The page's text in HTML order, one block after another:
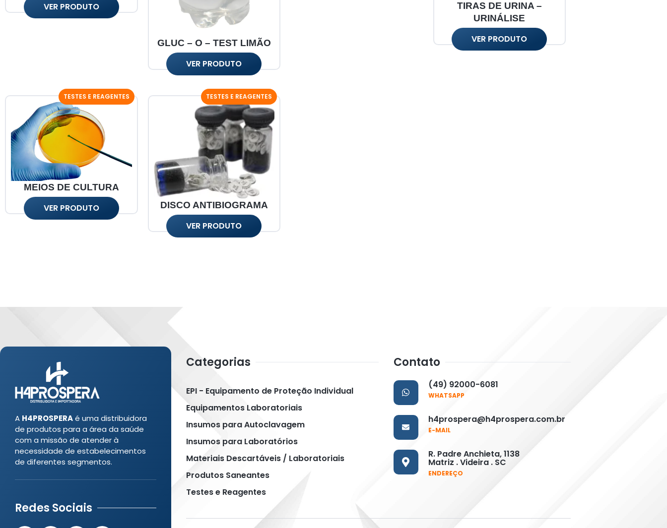
VER PRODUTO
GLUC – O – TEST LIMÃO
VER PRODUTO
TIRAS DE URINA –
URINÁLISE
VER PRODUTO
TESTES E REAGENTES
MEIOS DE CULTURA
VER PRODUTO
TESTES E REAGENTES
DISCO ANTIBIOGRAMA
VER PRODUTO
A H4PROSPERAé uma distribuidora
de produtos para a área da saúde
com a missão de atender à
necessidade de estabelecimentos
de diferentes segmentos.
Redes Sociais
Categorias
EPI - Equipamento de Proteção Individual
Equipamentos Laboratoriais
Insumos para Autoclavagem
Insumos para Laboratórios
Materiais Descartáveis / Laboratoriais
Produtos Saneantes
Testes e Reagentes
Contato
(49) 92000-6081
WHATSAPP
h4prospera@h4prospera.com.br
E-MAIL
R. Padre Anchieta, 1138
Matriz . Videira . SC
ENDEREÇO